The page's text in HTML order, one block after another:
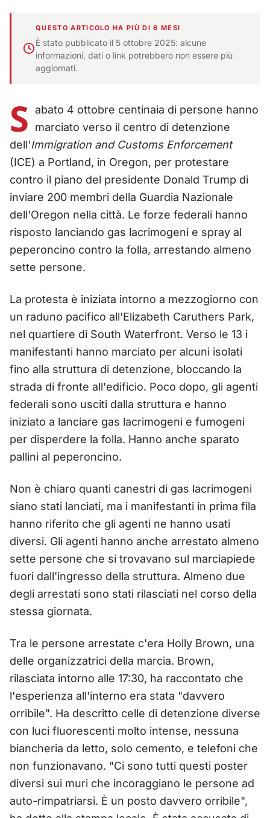
QUESTO ARTICOLO HA PIÙ DI 6 MESI
È stato pubblicato il 5 ottobre 2025: alcune
informazioni, dati o link potrebbero non essere più
aggiornati.
S abato 4 ottobre centinaia di persone hanno
marciato verso il centro di detenzione
dell'Immigration and Customs Enforcement
(ICE) a Portland, in Oregon, per protestare
contro il piano del presidente Donald Trump di
inviare 200 membri della Guardia Nazionale
dell'Oregon nella città. Le forze federali hanno
risposto lanciando gas lacrimogeni e spray al
peperoncino contro la folla, arrestando almeno
sette persone.
La protesta è iniziata intorno a mezzogiorno con
un raduno pacifico all'Elizabeth Caruthers Park,
nel quartiere di South Waterfront. Verso le 13 i
manifestanti hanno marciato per alcuni isolati
fino alla struttura di detenzione, bloccando la
strada di fronte all'edificio. Poco dopo, gli agenti
federali sono usciti dalla struttura e hanno
iniziato a lanciare gas lacrimogeni e fumogeni
per disperdere la folla. Hanno anche sparato
pallini al peperoncino.
Non è chiaro quanti canestri di gas lacrimogeni
siano stati lanciati, ma i manifestanti in prima fila
hanno riferito che gli agenti ne hanno usati
diversi. Gli agenti hanno anche arrestato almeno
sette persone che si trovavano sul marciapiede
fuori dall'ingresso della struttura. Almeno due
degli arrestati sono stati rilasciati nel corso della
stessa giornata.
Tra le persone arrestate c'era Holly Brown, una
delle organizzatrici della marcia. Brown,
rilasciata intorno alle 17:30, ha raccontato che
l'esperienza all'interno era stata "davvero
orribile". Ha descritto celle di detenzione diverse
con luci fluorescenti molto intense, nessuna
biancheria da letto, solo cemento, e telefoni che
non funzionavano. "Ci sono tutti questi poster
diversi sui muri che incoraggiano le persone ad
auto-rimpatriarsi. È un posto davvero orribile",